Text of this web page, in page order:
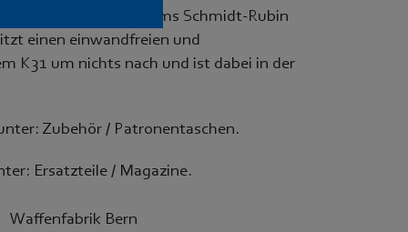
Karabiner des Systems Schmidt-Rubin
einen einwandfreien und
K31 um nichts nach und ist dabei in der
Zubehör / Patronentaschen.
Ersatzteile / Magazine.
Waffenfabrik Bern